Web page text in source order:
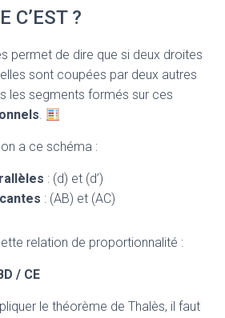
C’EST ?
permet de dire que si deux droites
sont coupées par deux autres
les segments formés sur ces
.
on a ce schéma :
: (d) et (d’)
: (AB) et (AC)
relation de proportionnalité :
/ CE
le théorème de Thalès, il faut